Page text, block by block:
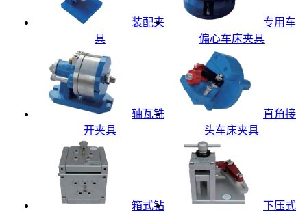
装配夹
具
专用车
偏心车床夹具
轴瓦铣
开夹具
直角接
头车床夹具
箱式钻
下压式